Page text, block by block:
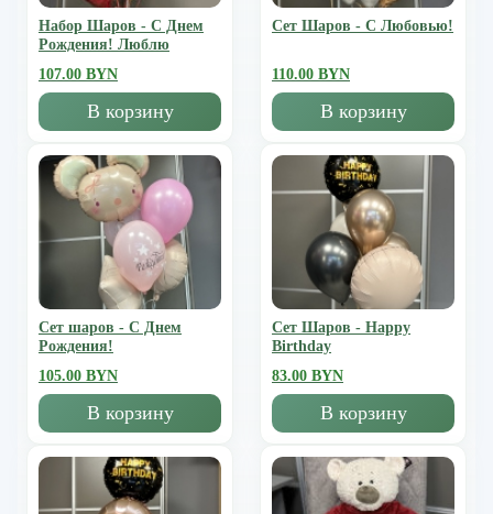
Набор Шаров - С Днем
Рождения! Люблю
107.00 BYN
В корзину
Сет Шаров - С Любовью!
110.00 BYN
В корзину
Сет шаров - С Днем
Рождения!
105.00 BYN
В корзину
Сет Шаров - Happy
Birthday
83.00 BYN
В корзину